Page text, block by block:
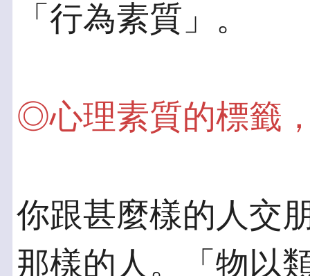
「行為素質」。
◎心理素質的標籤
你跟甚麼樣的人交
那樣的人。「物以